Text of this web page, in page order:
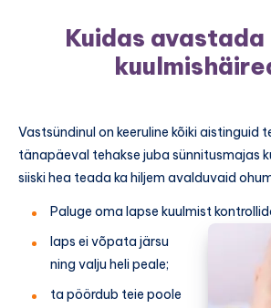
Kuidas
Vastsündinul on keeruline kõiki aistinguid
tänapäeval tehakse juba sünnitusmajas
siiski hea teada ka hiljem avalduvaid
Paluge oma lapse kuulmist
laps ei võpata järsu
ning valju heli peale;
ta pöördub teie poole